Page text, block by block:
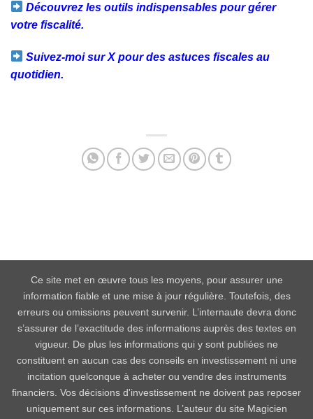
Découvrez les outils indispensables pour gérer
votre fiscalité.
Suivez-moi sur X pour des astuces fiscales au
quotidien.
Ce site met en œuvre tous les moyens, pour assurer une
information fiable et une mise à jour régulière. Toutefois, des
erreurs ou omissions peuvent survenir. L’internaute devra donc
s’assurer de l’exactitude des informations auprès des textes en
vigueur. De plus les informations qui y sont publiées ne
constituent en aucun cas des conseils en investissement ni une
incitation quelconque à acheter ou vendre des instruments
financiers. Vos décisions d'investissement ne doivent pas reposer
uniquement sur ces informations. L’auteur du site Magicien